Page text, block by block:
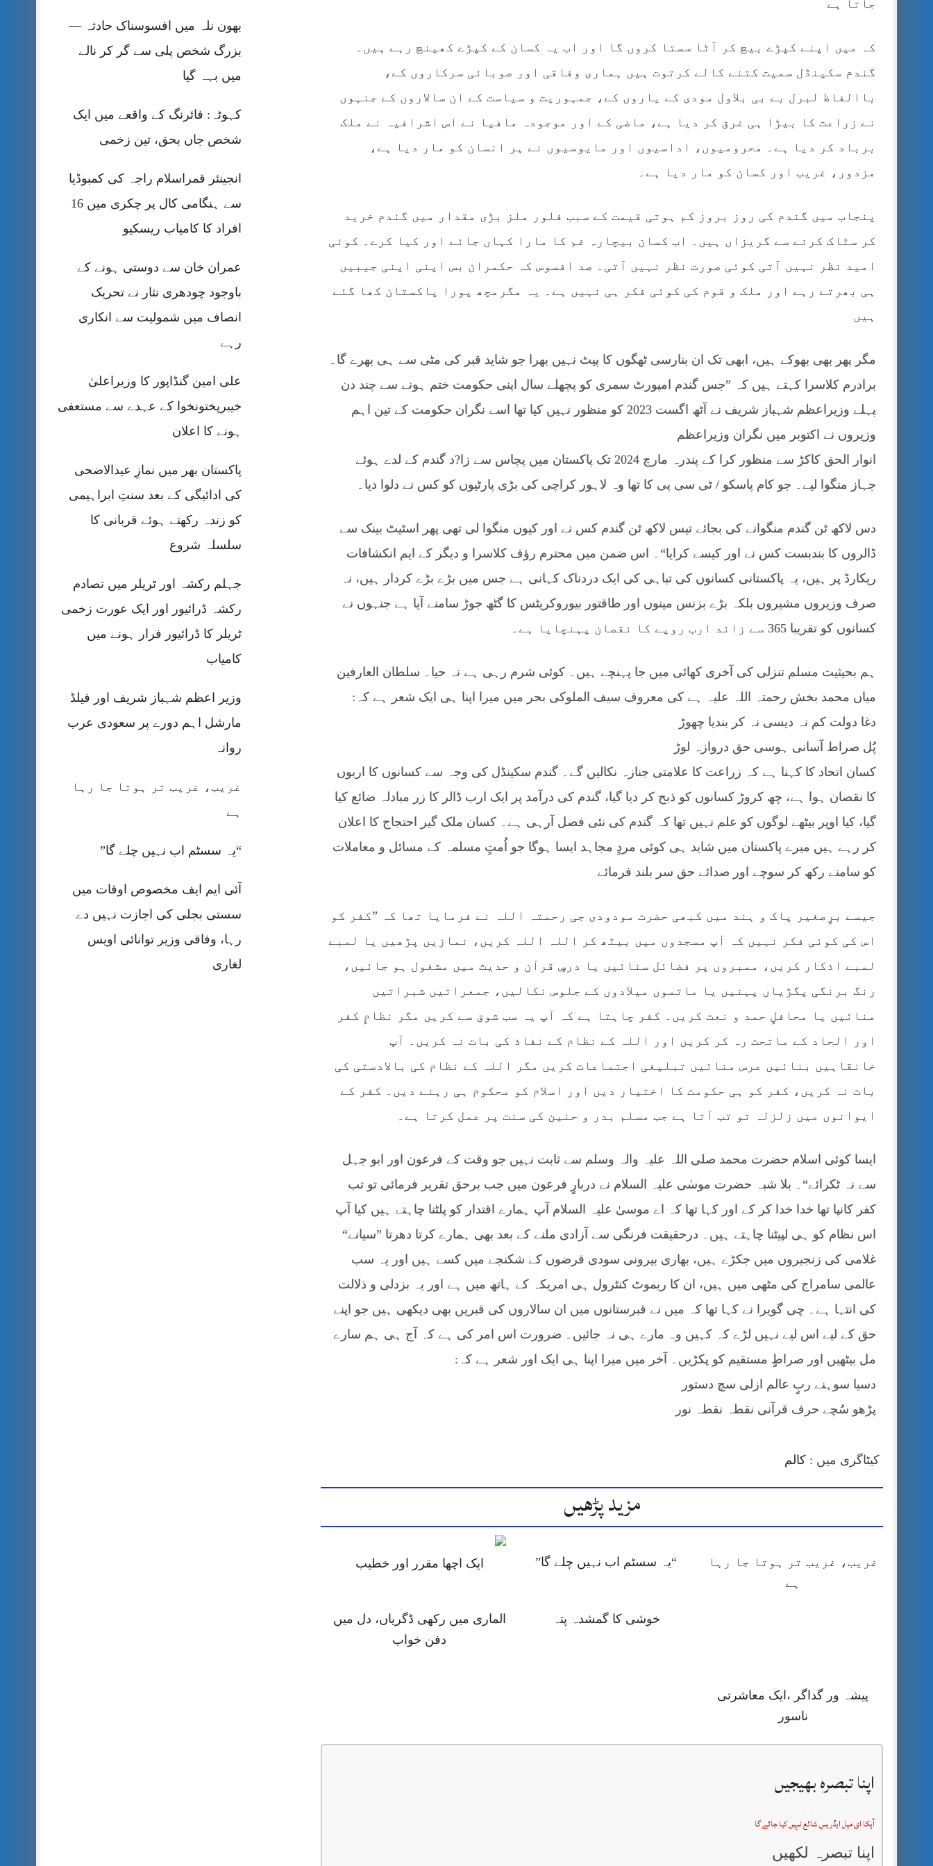
بھون نلہ میں افسوسناک حادثہ —
بزرگ شخص پلی سے گر کر نالے
میں بہہ گیا
کہوٹہ: فائرنگ کے واقعے میں ایک
شخص جاں بحق، تین زخمی
انجینئر قمراسلام راجہ کی کمبوڈیا
سے ہنگامی کال پر چکری میں 16
افراد کا کامیاب ریسکیو
عمران خان سے دوستی ہونے کے
باوجود چودھری نثار نے تحریک
انصاف میں شمولیت سے انکاری
رہے
علی امین گنڈاپور کا وزیراعلیٰ
خیبرپختونخوا کے عہدے سے مستعفی
ہونے کا اعلان
پاکستان بھر میں نمازِ عیدالاضحی
کی ادائیگی کے بعد سنتِ ابراہیمی
کو زندہ رکھتے ہوئے قربانی کا
سلسلہ شروع
جہلم رکشہ اور ٹریلر میں تصادم
رکشہ ڈرائیور اور ایک عورت زخمی
ٹریلر کا ڈرائیور فرار ہونے میں
کامیاب
وزیر اعظم شہباز شریف اور فیلڈ
مارشل اہم دورے پر سعودی عرب
روانہ
غریب، غریب تر ہوتا جا رہا
ہے
“یہ سسٹم اب نہیں چلے گا”
آئی ایم ایف مخصوص اوقات میں
سستی بجلی کی اجازت نہیں دے
رہا، وفاقی وزیر توانائی اویس
لغاری
جاتا ہے
کہ میں اپنے کپڑے بیچ کر آٹا سستا کروں گا اور اب یہ کسان کے کپڑے کھینچ رہے ہیں۔
گندم سکینڈل سمیت کتنے کالے کرتوت ہیں ہماری وفاقی اور صوبائی سرکاروں کے،
باالفاظ لبرل بے بی بلاول مودی کے یاروں کے، جمہوریت و سیاست کے ان سالاروں کے جنہوں
نے زراعت کا بیڑا ہی غرق کر دیا ہے، ماضی کے اور موجودہ مافیا نے اس اشرافیہ نے ملک
برباد کر دیا ہے۔ محرومیوں، اداسیوں اور مایوسیوں نے ہر انسان کو مار دیا ہے،
مزدور، غریب اور کسان کو مار دیا ہے۔
پنجاب میں گندم کی روز بروز کم ہوتی قیمت کے سبب فلور ملز بڑی مقدار میں گندم خرید
کر سٹاک کرنے سے گریزاں ہیں۔ اب کسان بیچارہ غم کا مارا کہاں جائے اور کیا کرے۔ کوئی
امید نظر نہیں آتی کوئی صورت نظر نہیں آتی۔ صد افسوس کہ حکمران بس اپنی اپنی جیبیں
ہی بھرتے رہے اور ملک و قوم کی کوئی فکر ہی نہیں ہے۔ یہ مگرمچھ پورا پاکستان کھا گئے
ہیں
مگر پھر بھی بھوکے ہیں، ابھی تک ان بنارسی ٹھگوں کا پیٹ نہیں بھرا جو شاید قبر کی مٹی سے ہی بھرے گا۔
برادرم کلاسرا کہتے ہیں کہ ”جس گندم امپورٹ سمری کو پچھلے سال اپنی حکومت ختم ہونے سے چند دن
پہلے وزیراعظم شہباز شریف نے آٹھ اگست 2023 کو منظور نہیں کیا تھا اسے نگران حکومت کے تین اہم
وزیروں نے اکتوبر میں نگران وزیراعظم
انوار الحق کاکڑ سے منظور کرا کے پندرہ مارچ 2024 تک پاکستان میں پچاس سے زا?د گندم کے لدے ہوئے
جہاز منگوا لیے۔ جو کام پاسکو / ٹی سی پی کا تھا وہ لاہور کراچی کی بڑی پارٹیوں کو کس نے دلوا دیا۔
دس لاکھ ٹن گندم منگوانے کی بجائے تیس لاکھ ٹن گندم کس نے اور کیوں منگوا لی تھی پھر اسٹیٹ بینک سے
ڈالروں کا بندبست کس نے اور کیسے کرایا“۔ اس ضمن میں محترم رؤف کلاسرا و دیگر کے ایم انکشافات
ریکارڈ پر ہیں، یہ پاکستانی کسانوں کی تباہی کی ایک دردناک کہانی ہے جس میں بڑے بڑے کردار ہیں، نہ
صرف وزیروں مشیروں بلکہ بڑے بزنس مینوں اور طاقتور بیوروکریٹس کا گٹھ جوڑ سامنے آیا ہے جنہوں نے
کسانوں کو تقریبا 365 سے زائد ارب روپے کا نقصان پہنچایا ہے۔
ہم بحیثیت مسلم تنزلی کی آخری کھائی میں جا پہنچے ہیں۔ کوئی شرم رہی ہے نہ حیا۔ سلطان العارفین
میاں محمد بخش رحمتہ اللہ علیہ ہے کی معروف سیف الملوکی بحر میں میرا اپنا ہی ایک شعر ہے کہ:
دغا دولت کم نہ دیسی نہ کر بندیا چھوڑ
پُل صراط آسانی ہوسی حق دروازہ لوڑ
کسان اتحاد کا کہنا ہے کہ زراعت کا علامتی جنازہ نکالیں گے۔ گندم سکینڈل کی وجہ سے کسانوں کا اربوں
کا نقصان ہوا ہے، چھ کروڑ کسانوں کو ذبح کر دیا گیا، گندم کی درآمد پر ایک ارب ڈالر کا زر مبادلہ ضائع کیا
گیا، کیا اوپر بیٹھے لوگوں کو علم نہیں تھا کہ گندم کی نئی فصل آرہی ہے۔ کسان ملک گیر احتجاج کا اعلان
کر رہے ہیں میرے پاکستان میں شاید ہی کوئی مردٍ مجاہد ایسا ہوگا جو اُمتٍ مسلمہ کے مسائل و معاملات
کو سامنے رکھ کر سوچے اور صدائے حق سر بلند فرمائے
جیسے برٍصغیر پاک و ہند میں کبھی حضرت مودودی جی رحمتہ اللہ نے فرمایا تھا کہ ”کفر کو
اس کی کوئی فکر نہیں کہ آپ مسجدوں میں بیٹھ کر اللہ اللہ کریں، نمازیں پڑھیں یا لمبے
لمبے اذکار کریں، ممبروں پر فضائل سنائیں یا درسٍ قرآن و حدیث میں مشغول ہو جائیں،
رنگ برنگی پگڑیاں پہنیں یا ماتموں میلادوں کے جلوس نکالیں، جمعراتیں شبراتیں
منائیں یا محافلٍ حمد و نعت کریں۔ کفر چاہتا ہے کہ آپ یہ سب شوق سے کریں مگر نظامٍ کفر
اور الحاد کے ماتحت رہ کر کریں اور اللہ کے نظام کے نفاذ کی بات نہ کریں۔ آپ
خانقاہیں بنائیں عرس منائیں تبلیغی اجتماعات کریں مگر اللہ کے نظام کی بالادستی کی
بات نہ کریں، کفر کو ہی حکومت کا اختیار دیں اور اسلام کو محکوم ہی رہنے دیں۔ کفر کے
ایوانوں میں زلزلہ تو تب آتا ہے جب مسلم بدر و حنین کی سنت پر عمل کرتا ہے۔
ایسا کوئی اسلام حضرت محمد صلی اللہ علیہ والہ وسلم سے ثابت نہیں جو وقت کے فرعون اور ابو جہل
سے نہ ٹکرائے“۔ بلا شبہ حضرت موسٰی علیہ السلام نے دربارٍ فرعون میں جب برحق تقریر فرمائی تو تب
کفر کانپا تھا خدا خدا کر کے اور کہا تھا کہ اے موسیٰ علیہ السلام آپ ہمارے اقتدار کو پلٹنا چاہتے ہیں کیا آپ
اس نظام کو ہی لپیٹنا چاہتے ہیں۔ درحقیقت فرنگی سے آزادی ملنے کے بعد بھی ہمارے کرتا دھرتا ”سیانے“
غلامی کی زنجیروں میں جکڑے ہیں، بھاری بیرونی سودی قرضوں کے شکنجے میں کسے ہیں اور یہ سب
عالمی سامراج کی مٹھی میں ہیں، ان کا ریموٹ کنٹرول ہی امریکہ کے ہاتھ میں ہے اور یہ بزدلی و ذلالت
کی انتہا ہے۔ چی گویرا نے کہا تھا کہ میں نے قبرستانوں میں ان سالاروں کی قبریں بھی دیکھی ہیں جو اپنے
حق کے لیے اس لیے نہیں لڑے کہ کہیں وہ مارے ہی نہ جائیں۔ ضرورت اس امر کی ہے کہ آج ہی ہم سارے
مل بیٹھیں اور صراطٍ مستقیم کو پکڑیں۔ آخر میں میرا اپنا ہی ایک اور شعر ہے کہ:
دسیا سوہنے ربٍ عالم ازلی سچ دستور
پڑھو سُچے حرف قرآنی نقطہ نقطہ نور
کیٹاگری میں : کالم
مزید پڑھیں
غریب، غریب تر ہوتا جا رہا
ہے
“یہ سسٹم اب نہیں چلے گا” ایک اچھا مقرر اور خطیب
خوشی کا گمشدہ پتہ
الماری میں رکھی ڈگریاں، دل میں
دفن خواب
پیشہ ور گداگر ،ایک معاشرتی
ناسور
اپنا تبصرہ بھیجیں
آپکا ای میل ایڈریس شائع نہیں کیا جائے گا
اپنا تبصرہ لکھیں